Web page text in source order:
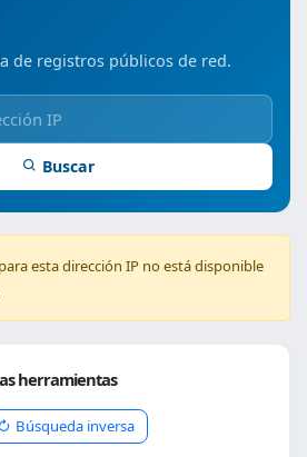
de registros públicos de red.
Buscar
esta dirección IP no está disponible
herramientas
Búsqueda inversa